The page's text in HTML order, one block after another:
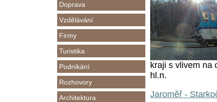
Doprava
Vzdělávání
Firmy
Turistika
Podnikání
Rozhovory
Architektura
kraji s vlivem na
hl.n.
Jaroměř -